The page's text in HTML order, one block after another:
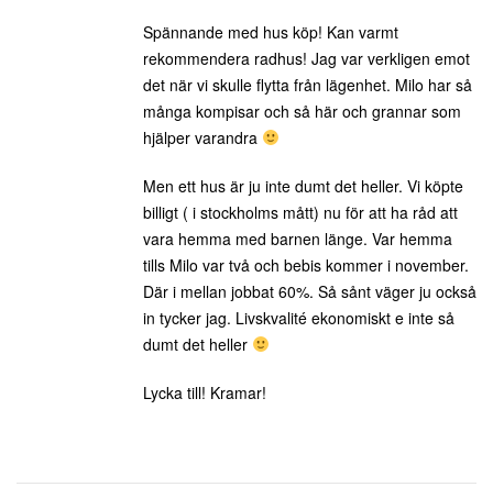
Spännande med hus köp! Kan varmt
rekommendera radhus! Jag var verkligen emot
det när vi skulle flytta från lägenhet. Milo har så
många kompisar och så här och grannar som
hjälper varandra
Men ett hus är ju inte dumt det heller. Vi köpte
billigt ( i stockholms mått) nu för att ha råd att
vara hemma med barnen länge. Var hemma
tills Milo var två och bebis kommer i november.
Där i mellan jobbat 60%. Så sånt väger ju också
in tycker jag. Livskvalité ekonomiskt e inte så
dumt det heller
Lycka till! Kramar!